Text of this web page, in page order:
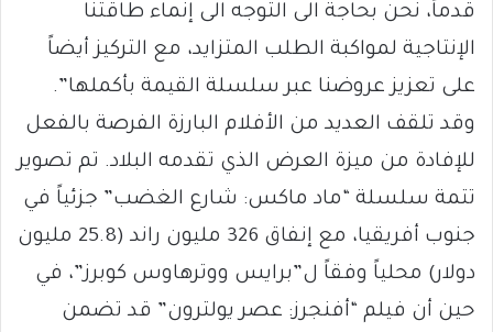
قدماً، نحن بحاجة الى التوجه الى إنماء طاقتنا
الإنتاجية لمواكبة الطلب المتزايد، مع التركيز أيضاً
على تعزيز عروضنا عبر سلسلة القيمة بأكملها”.
وقد تلقف العديد من الأفلام البارزة الفرصة بالفعل
للإفادة من ميزة العرض الذي تقدمه البلاد. تم تصوير
تتمة سلسلة “ماد ماكس: شارع الغضب” جزئياً في
جنوب أفريقيا، مع إنفاق 326 مليون راند (25.8 مليون
دولار) محلياً وفقاً ل”برايس ووترهاوس كوبرز”، في
حين أن فيلم “أفنجرز: عصر يولترون” قد تضمن